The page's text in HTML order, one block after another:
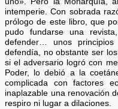
intemperie. Con sobrada
prólogo de este libro, que
pudo fundarse una
defender… unos
defendía, no obstante ser
si el adversario logró con
Poder, lo debió a la
complicada con factores
inaplazable una renovación
respiro ni lugar a dilaciones.